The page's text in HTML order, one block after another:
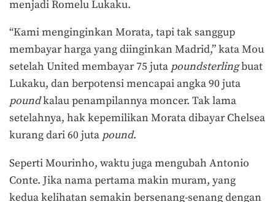
menjadi Romelu Lukaku.
“Kami menginginkan Morata, tapi tak sanggup
membayar harga yang diinginkan Madrid,” kata Mou
setelah United membayar 75 juta poundsterlingbuat
Lukaku, dan berpotensi mencapai angka 90 juta
poundkalau penampilannya moncer. Tak lama
setelahnya, hak kepemilikan Morata dibayar Chelsea
kurang dari 60 juta pound.
Seperti Mourinho, waktu juga mengubah Antonio
Conte. Jika nama pertama makin muram, yang
kedua kelihatan semakin bersenang-senang dengan